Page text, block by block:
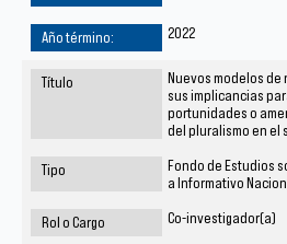
2022
Nuevos modelos de
sus implicancias
portunidades o
del pluralismo en el
Fondo de Estudios
a Informativo
Co-investigador(a)